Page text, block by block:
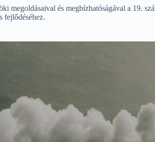
megoldásaival és megbízhatóságával a 19.
fejlődéséhez.